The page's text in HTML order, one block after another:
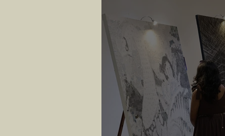
“FALL IN LOVE
EVERY VISIT”